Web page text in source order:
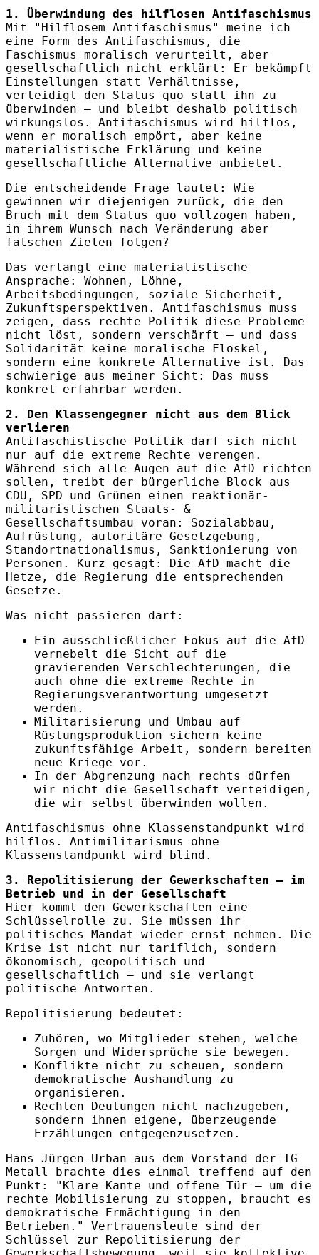
1. Überwindung des hilflosen Antifaschismus
Mit "Hilflosem Antifaschismus" meine ich
eine Form des Antifaschismus, die
Faschismus moralisch verurteilt, aber
gesellschaftlich nicht erklärt: Er bekämpft
Einstellungen statt Verhältnisse,
verteidigt den Status quo statt ihn zu
überwinden – und bleibt deshalb politisch
wirkungslos. Antifaschismus wird hilflos,
wenn er moralisch empört, aber keine
materialistische Erklärung und keine
gesellschaftliche Alternative anbietet.
Die entscheidende Frage lautet: Wie
gewinnen wir diejenigen zurück, die den
Bruch mit dem Status quo vollzogen haben,
in ihrem Wunsch nach Veränderung aber
falschen Zielen folgen?
Das verlangt eine materialistische
Ansprache: Wohnen, Löhne,
Arbeitsbedingungen, soziale Sicherheit,
Zukunftsperspektiven. Antifaschismus muss
zeigen, dass rechte Politik diese Probleme
nicht löst, sondern verschärft – und dass
Solidarität keine moralische Floskel,
sondern eine konkrete Alternative ist. Das
schwierige aus meiner Sicht: Das muss
konkret erfahrbar werden.
2. Den Klassengegner nicht aus dem Blick
verlieren
Antifaschistische Politik darf sich nicht
nur auf die extreme Rechte verengen.
Während sich alle Augen auf die AfD richten
sollen, treibt der bürgerliche Block aus
CDU, SPD und Grünen einen reaktionär-
militaristischen Staats- &
Gesellschaftsumbau voran: Sozialabbau,
Aufrüstung, autoritäre Gesetzgebung,
Standortnationalismus, Sanktionierung von
Personen. Kurz gesagt: Die AfD macht die
Hetze, die Regierung die entsprechenden
Gesetze.
Was nicht passieren darf:
Ein ausschließlicher Fokus auf die AfD
vernebelt die Sicht auf die
gravierenden Verschlechterungen, die
auch ohne die extreme Rechte in
Regierungsverantwortung umgesetzt
werden.
Militarisierung und Umbau auf
Rüstungsproduktion sichern keine
zukunftsfähige Arbeit, sondern bereiten
neue Kriege vor.
In der Abgrenzung nach rechts dürfen
wir nicht die Gesellschaft verteidigen,
die wir selbst überwinden wollen.
Antifaschismus ohne Klassenstandpunkt wird
hilflos. Antimilitarismus ohne
Klassenstandpunkt wird blind.
3. Repolitisierung der Gewerkschaften – im
Betrieb und in der Gesellschaft
Hier kommt den Gewerkschaften eine
Schlüsselrolle zu. Sie müssen ihr
politisches Mandat wieder ernst nehmen. Die
Krise ist nicht nur tariflich, sondern
ökonomisch, geopolitisch und
gesellschaftlich – und sie verlangt
politische Antworten.
Repolitisierung bedeutet:
Zuhören, wo Mitglieder stehen, welche
Sorgen und Widersprüche sie bewegen.
Konflikte nicht zu scheuen, sondern
demokratische Aushandlung zu
organisieren.
Rechten Deutungen nicht nachzugeben,
sondern ihnen eigene, überzeugende
Erzählungen entgegenzusetzen.
Hans Jürgen-Urban aus dem Vorstand der IG
Metall brachte dies einmal treffend auf den
Punkt: "Klare Kante und offene Tür – um die
rechte Mobilisierung zu stoppen, braucht es
demokratische Ermächtigung in den
Betrieben." Vertrauensleute sind der
Schlüssel zur Repolitisierung der